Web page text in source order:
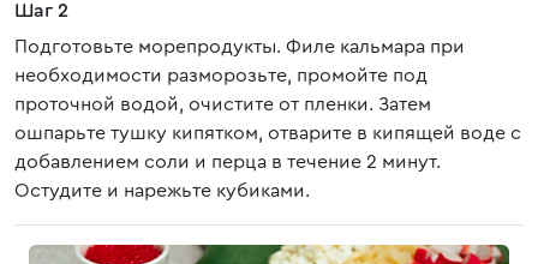
Шаг 2
Подготовьте морепродукты. Филе кальмара при
необходимости разморозьте, промойте под
проточной водой, очистите от пленки. Затем
ошпарьте тушку кипятком, отварите в кипящей воде с
добавлением соли и перца в течение 2 минут.
Остудите и нарежьте кубиками.